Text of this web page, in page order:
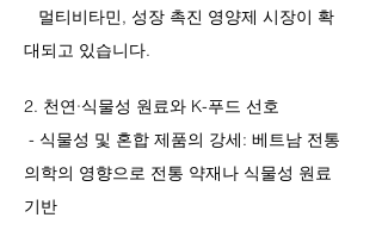
멀티비타민, 성장 촉진 영양제 시장이 확
대되고 있습니다.
2. 천연·식물성 원료와 K-푸드 선호
- 식물성 및 혼합 제품의 강세: 베트남 전통
의학의 영향으로 전통 약재나 식물성 원료
기반